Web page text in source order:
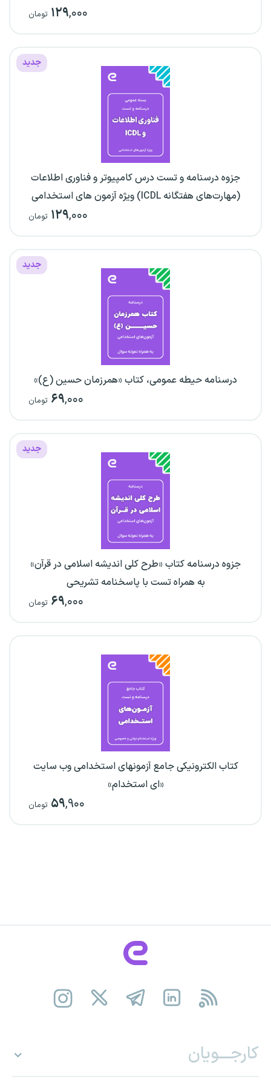
۱۲۹,۰۰۰ تومان
جدید
جزوه درسنامه و تست درس کامپیوتر و فناوری اطلاعات
(مهارت‌های هفتگانه ICDL) ویژه آزمون های استخدامی
۱۲۹,۰۰۰ تومان
جدید
درسنامه حیطه عمومی، کتاب «همرزمان حسین (ع)»
۶۹,۰۰۰ تومان
جدید
جزوه درسنامه کتاب «طرح کلی اندیشه اسلامی در قرآن»
به همراه تست با پاسخنامه تشریحی
۶۹,۰۰۰ تومان
کتاب الکترونیکی جامع آزمونهای استخدامی وب سایت
«ای استخدام»
۵۹,۹۰۰ تومان
کارجـــویان